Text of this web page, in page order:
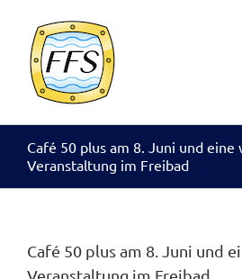
springen
Café 50 plus am 8. Juni und eine
Veranstaltung im Freibad
Café 50 plus am 8. Juni und
Veranstaltung im Freibad